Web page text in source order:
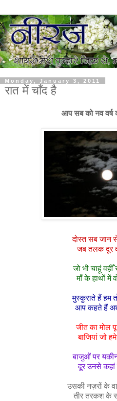
Monday, January 3, 2011
रात में चाँद है
आप सब को नव वर्ष
दोस्‍त सब जान से
जब तलक दूर
जो भी चाहूं वहीँ
मॉं के हाथों में
मुस्‍कुराते हैं हम
आप कहते हैं
जीत का मोल
बाजियां जो
बाजुओं पर
दूर उनसे कहां
उसकी नज़रों के
तीर तरकश के